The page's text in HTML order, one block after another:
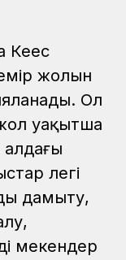
жолын
Ол
уақытша
алдағы
легі
дамыту,
мекендер